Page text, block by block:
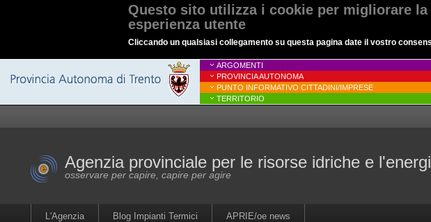
Questo sito utilizza i cookie per migliorare
esperienza utente
Cliccando un qualsiasi collegamento su questa pagina date il vostro
ARGOMENTI
PROVINCIA AUTONOMA
PUNTO INFORMATIVO CITTADINI/IMPRESE
TERRITORIO
Agenzia provinciale per le risorse idriche e
osservare per capire, capire per agire
L'Agenzia Blog Impianti Termici APRIE/oe news